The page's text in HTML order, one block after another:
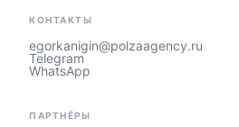
КОНТАКТЫ
egorkanigin@polzaagency.ru
Telegram
WhatsApp
ПАРТНЁРЫ